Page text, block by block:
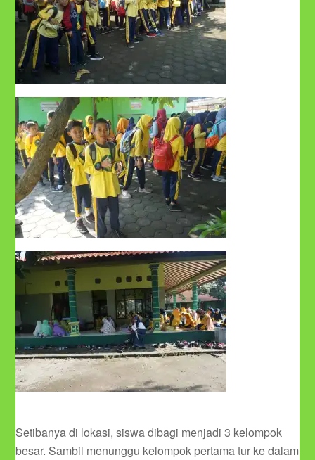
Setibanya di lokasi, siswa dibagi menjadi 3 kelompok
besar. Sambil menunggu kelompok pertama tur ke dalam